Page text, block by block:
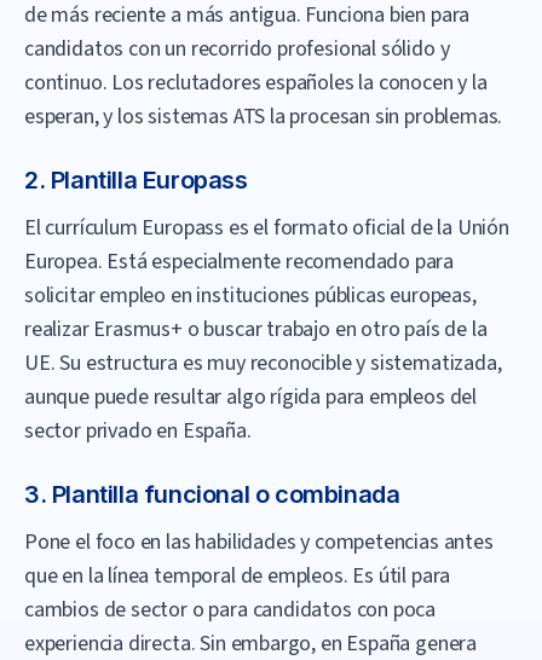
de más reciente a más antigua. Funciona bien para
candidatos con un recorrido profesional sólido y
continuo. Los reclutadores españoles la conocen y la
esperan, y los sistemas ATS la procesan sin problemas.
2. Plantilla Europass
El currículum Europass es el formato oficial de la Unión
Europea. Está especialmente recomendado para
solicitar empleo en instituciones públicas europeas,
realizar Erasmus+ o buscar trabajo en otro país de la
UE. Su estructura es muy reconocible y sistematizada,
aunque puede resultar algo rígida para empleos del
sector privado en España.
3. Plantilla funcional o combinada
Pone el foco en las habilidades y competencias antes
que en la línea temporal de empleos. Es útil para
cambios de sector o para candidatos con poca
experiencia directa. Sin embargo, en España genera